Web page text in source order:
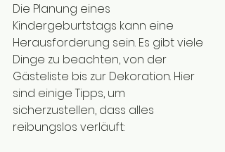
Die Planung eines
Kindergeburtstags kann eine
Herausforderung sein. Es gibt viele
Dinge zu beachten, von der
Gästeliste bis zur Dekoration. Hier
sind einige Tipps, um
sicherzustellen, dass alles
reibungslos verläuft: